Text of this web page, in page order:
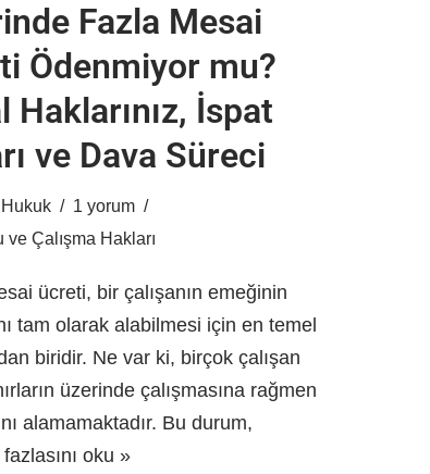
Fazla Mesai
Ödenmiyor mu?
Haklarınız, İspat
ve Dava Süreci
1 yorum
ve Çalışma Hakları
ücreti, bir çalışanın emeğinin
tam olarak alabilmesi için en temel
biridir. Ne var ki, birçok çalışan
üzerinde çalışmasına rağmen
alamamaktadır. Bu durum,
oku »